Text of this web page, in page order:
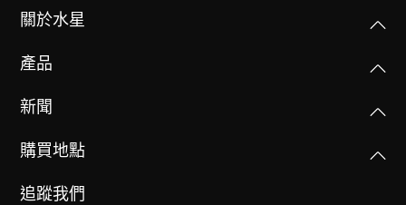
99.8*98*25 毫米(mm)
PoE 埠口
RJ45
PoE 連接埠：Port 1- Port 4
• 5 埠 Gigabit 桌上型交換器，含 4 埠 PoE+ (MS105GP)
• 快速安裝手冊
環境
運作溫度：0℃~40℃ (32℉~104℉)
關於水星
產品
新聞
購買地點
追蹤我們